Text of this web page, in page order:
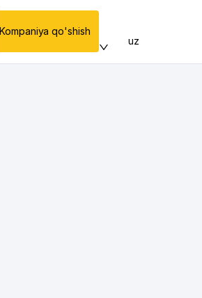
Kompaniya qo'shish
uz